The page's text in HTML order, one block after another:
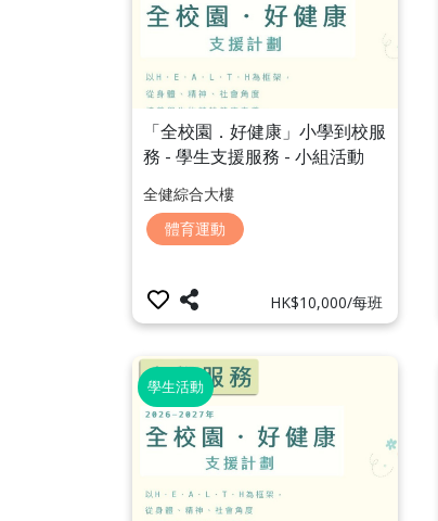
「全校園．好健康」小學到校服
務 - 學生支援服務 - 小組活動
「體適能訓練小組」
全健綜合大樓
體育運動
HK$10,000/每班
學生活動